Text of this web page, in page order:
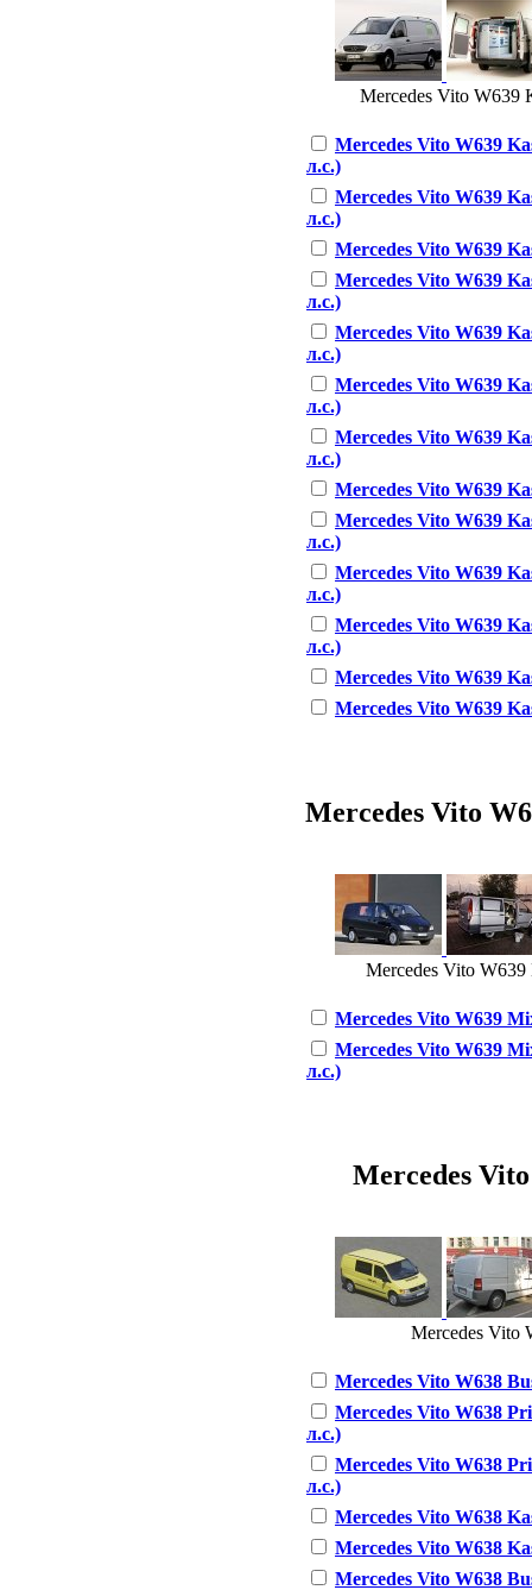
Mercedes Vito W639
Mercedes Vito W639
л.с.)
Mercedes Vito W639
л.с.)
Mercedes Vito W639
Mercedes Vito W639
л.с.)
Mercedes Vito W639
л.с.)
Mercedes Vito W639
л.с.)
Mercedes Vito W639
л.с.)
Mercedes Vito W639
Mercedes Vito W639
л.с.)
Mercedes Vito W639
л.с.)
Mercedes Vito W639
л.с.)
Mercedes Vito W639
Mercedes Vito W639
Mercedes Vito
Mercedes Vito W639
Mercedes Vito W639
Mercedes Vito W639
л.с.)
Mercedes Vito
Mercedes Vito
Mercedes Vito W638
Mercedes Vito W638
л.с.)
Mercedes Vito W638
л.с.)
Mercedes Vito W638
Mercedes Vito W638
Mercedes Vito W638